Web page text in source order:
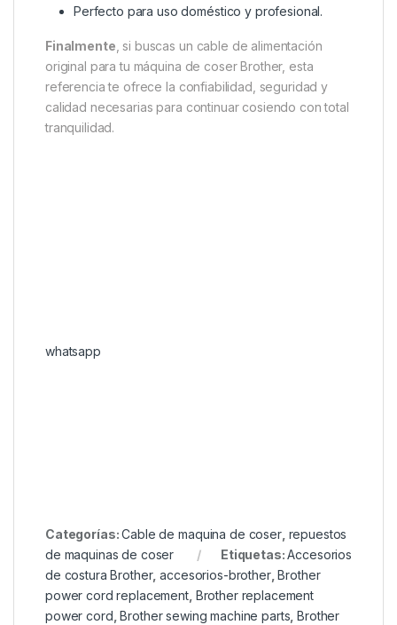
Perfecto para uso doméstico y profesional.
Finalmente , si buscas un cable de alimentación
original para tu máquina de coser Brother, esta
referencia te ofrece la confiabilidad, seguridad y
calidad necesarias para continuar cosiendo con total
tranquilidad.
whatsapp
Categorías:Cable de maquina de coser, repuestos
de maquinas de coser
Etiquetas:Accesorios
de costura Brother,accesorios-brother,Brother
power cord replacement, Brother replacement
power cord ,Brother sewing machine parts ,Brother